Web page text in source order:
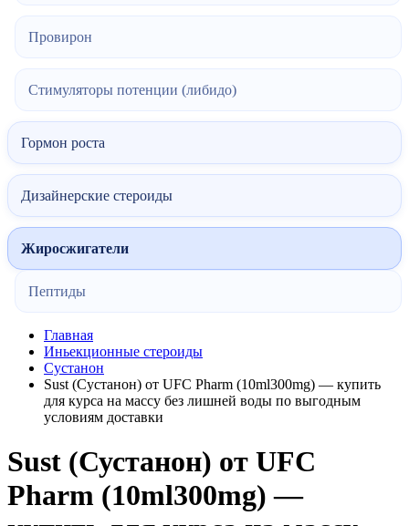
Провирон
Стимуляторы потенции (либидо)
Гормон роста
Дизайнерские стероиды
Жиросжигатели
Пептиды
Главная
Иньекционные стероиды
Сустанон
Sust (Сустанон) от UFC Pharm (10ml300mg) — купить
для курса на массу без лишней воды по выгодным
условиям доставки
Sust (Сустанон) от UFC
Pharm (10ml300mg) —